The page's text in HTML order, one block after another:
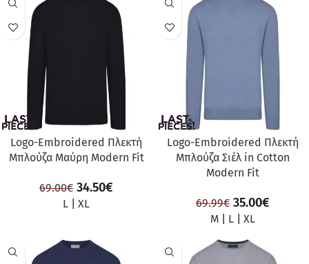
ΠΡΟΣΦΟΡΆ
Logo-Embroidered Πλεκτή
Μπλούζα Μαύρη Modern Fit
69.00€ 34.50€
L XL
ΠΡΟΣΦΟΡΆ
Logo-Embroidered Πλεκτή
Μπλούζα Σιέλ in Cotton
Modern Fit
69.99€ 35.00€
M L XL